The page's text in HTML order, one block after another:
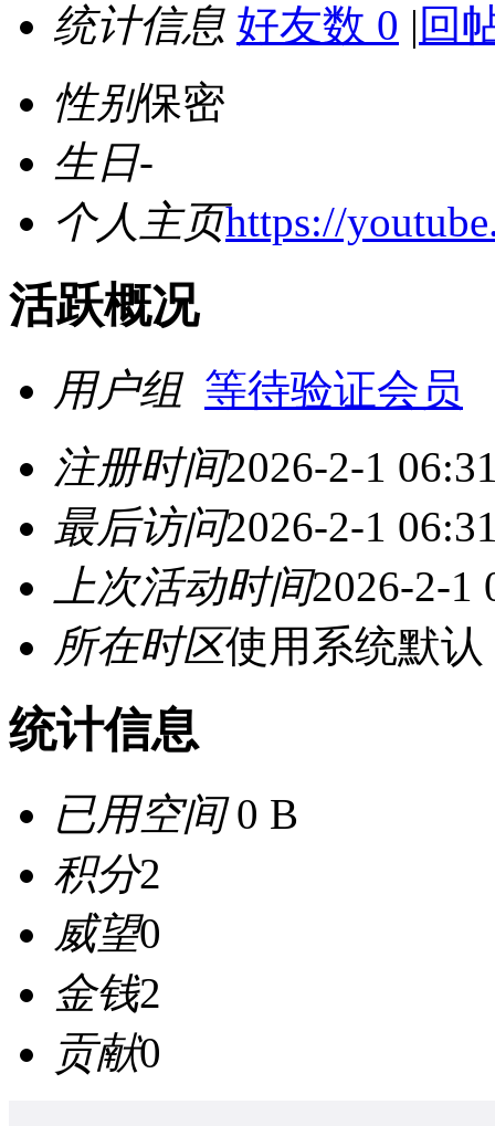
统计信息 好友数 0 | 回
性别保密
生日-
个人主页https://
活跃概况
用户组 等待验证会员
注册时间2026-2-1
最后访问2026-2-1
上次活动时间2026-2-1
所在时区使用系统默认
统计信息
已用空间0 B
积分2
威望0
金钱2
贡献0